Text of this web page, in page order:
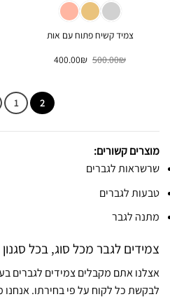
צמיד קשיח פתוח עם אות
500.00₪ המחיר
המקורי
400.00₪ המחיר
1 2
מוצרים קשורים:
שרשראות לגברים
טבעות לגברים
מתנה לגבר
צמידים לגבר מכל סוג, בכל
אצלנו אתם מקבלים צמידים לגברים
לבקשת כל לקוח על פי בחירתו. אנחנו